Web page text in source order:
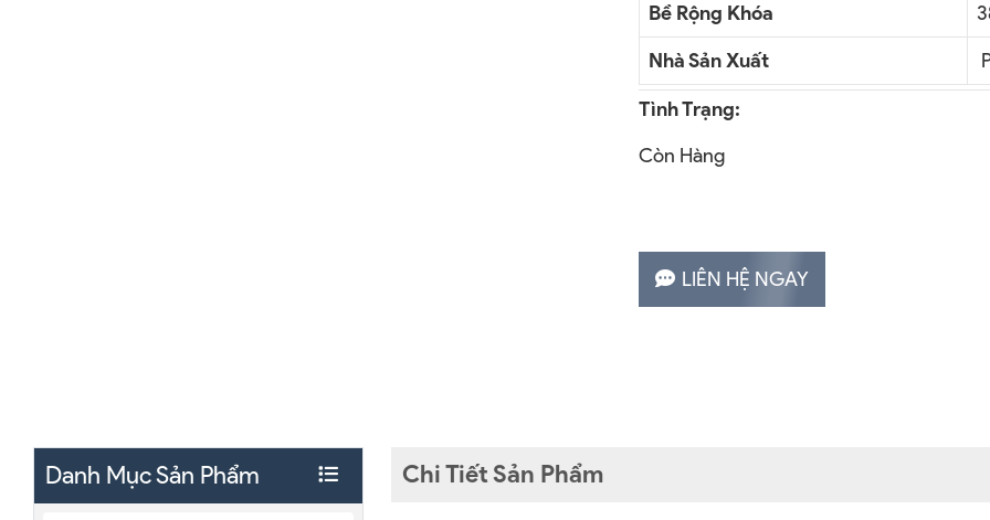
Bề Rộng Khóa
Nhà Sản Xuất
Tình Trạng:
Còn Hàng
LIÊN HỆ NGAY
Danh Mục Sản Phẩm Chi Tiết Sản Phẩm